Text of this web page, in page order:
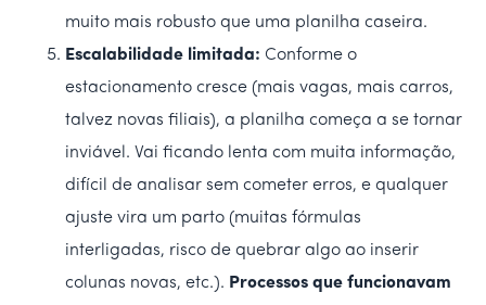
muito mais robusto que uma planilha caseira.
Escalabilidade limitada: Conforme o
estacionamento cresce (mais vagas, mais carros,
talvez novas filiais), a planilha começa a se tornar
inviável. Vai ficando lenta com muita informação,
difícil de analisar sem cometer erros, e qualquer
ajuste vira um parto (muitas fórmulas
interligadas, risco de quebrar algo ao inserir
colunas novas, etc.). Processos que funcionavam